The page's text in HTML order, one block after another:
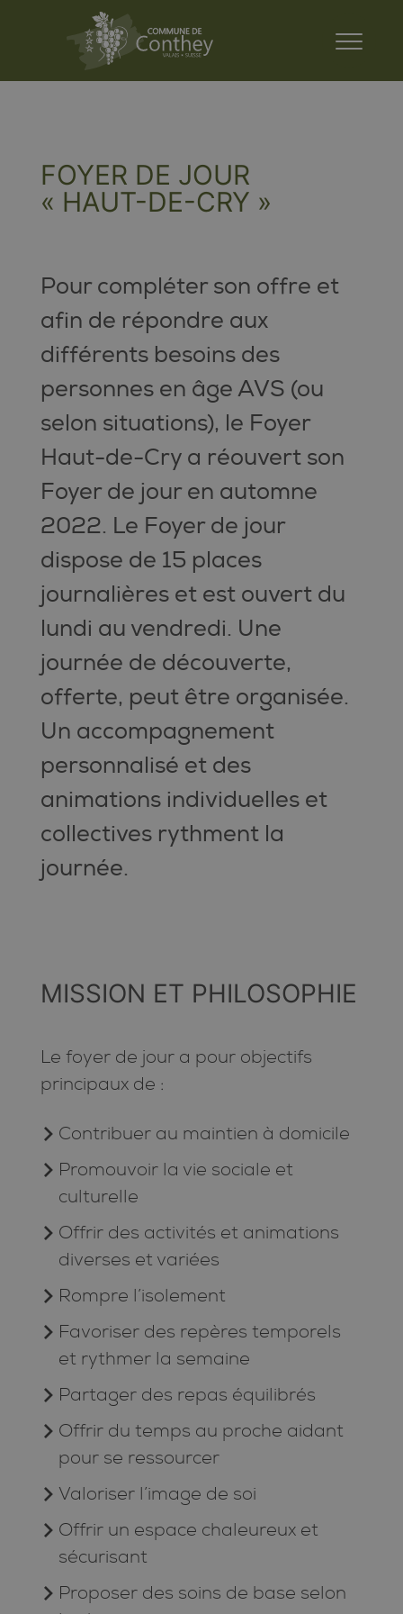
FOYER DE JOUR
« HAUT-DE-CRY »
Pour compléter son offre et
afin de répondre aux
différents besoins des
personnes en âge AVS (ou
selon situations), le Foyer
Haut-de-Cry a réouvert son
Foyer de jour en automne
2022. Le Foyer de jour
dispose de 15 places
journalières et est ouvert du
lundi au vendredi. Une
journée de découverte,
offerte, peut être organisée.
Un accompagnement
personnalisé et des
animations individuelles et
collectives rythment la
journée.
MISSION ET PHILOSOPHIE
Le foyer de jour a pour objectifs
principaux de :
Contribuer au maintien à domicile
Promouvoir la vie sociale et
culturelle
Offrir des activités et animations
diverses et variées
Rompre l’isolement
Favoriser des repères temporels
et rythmer la semaine
Partager des repas équilibrés
Offrir du temps au proche aidant
pour se ressourcer
Valoriser l’image de soi
Offrir un espace chaleureux et
sécurisant
Proposer des soins de base selon